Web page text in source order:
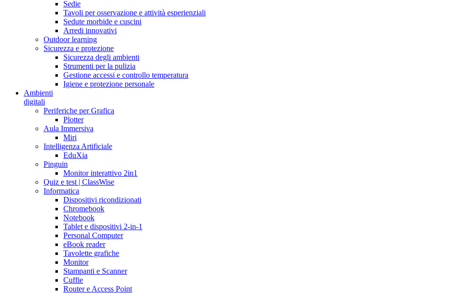
Sedie
Tavoli per osservazione e attività esperienziali
Sedute morbide e cuscini
Arredi innovativi
Outdoor learning
Sicurezza e protezione
Sicurezza degli ambienti
Strumenti per la pulizia
Gestione accessi e controllo temperatura
Igiene e protezione personale
Ambienti
digitali
Periferiche per Grafica
Plotter
Aula Immersiva
Miri
Intelligenza Artificiale
EduXia
Pinguin
Monitor interattivo 2in1
Quiz e test | ClassWise
Informatica
Dispositivi ricondizionati
Chromebook
Notebook
Tablet e dispositivi 2-in-1
Personal Computer
eBook reader
Tavolette grafiche
Monitor
Stampanti e Scanner
Cuffie
Router e Access Point